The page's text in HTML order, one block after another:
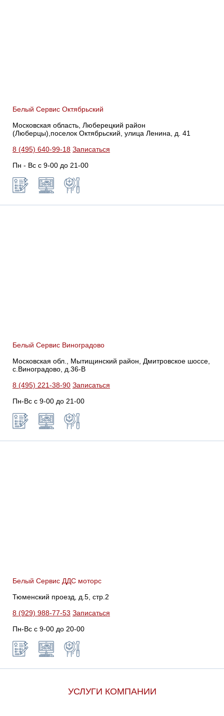
Белый Сервис Октябрьский
Московская область, Люберецкий район
(Люберцы),поселок Октябрьский, улица Ленина, д. 41
8 (495) 640-99-18 Записаться
Пн - Вс с 9-00 до 21-00
Белый Сервис Виноградово
Московская обл., Мытищинский район, Дмитровское шоссе,
с.Виноградово, д.36-В
8 (495) 221-38-90 Записаться
Пн-Вс с 9-00 до 21-00
Белый Сервис ДДС моторс
Тюменский проезд, д.5, стр.2
8 (929) 988-77-53 Записаться
Пн-Вс c 9-00 до 20-00
УСЛУГИ КОМПАНИИ